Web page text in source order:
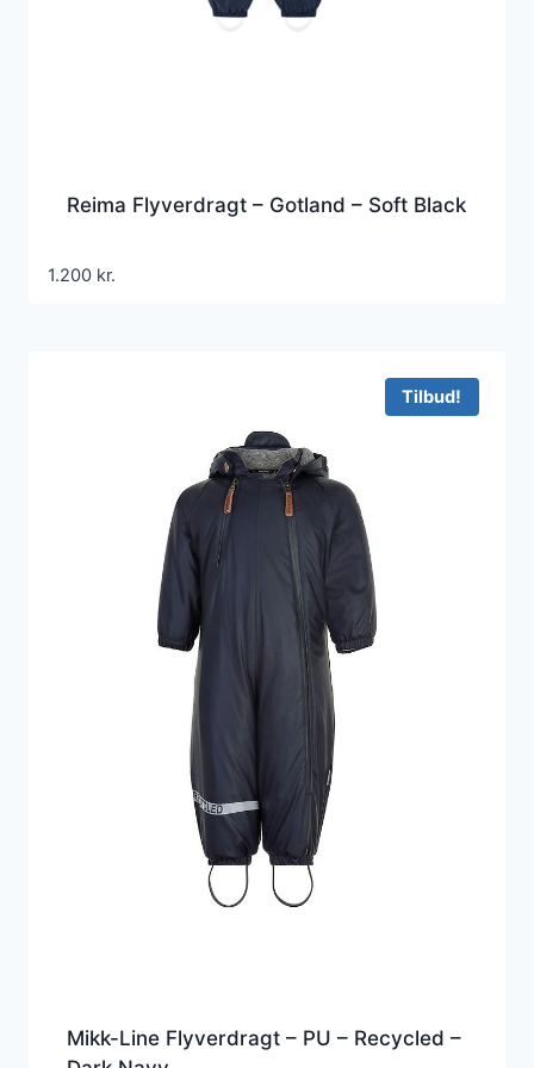
Reima Flyverdragt – Gotland – Soft Black
1.200 kr.
Tilbud!
Mikk-Line Flyverdragt – PU – Recycled –